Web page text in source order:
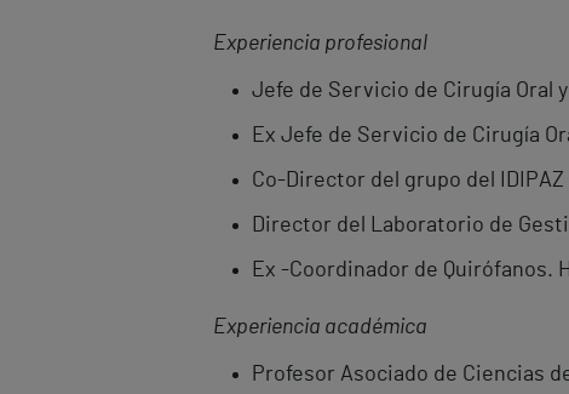
Experiencia profesional
Jefe de Servicio de Cirugía Oral
Ex Jefe de Servicio de Cirugía
Co-Director del grupo del
Director del Laboratorio de
Ex -Coordinador de Quirófanos.
Experiencia académica
Profesor Asociado de Ciencias